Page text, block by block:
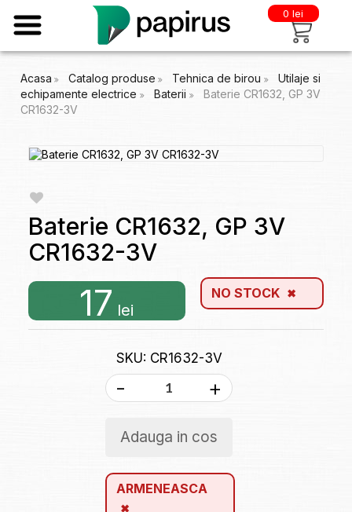
0 lei
Acasa Catalog produse Tehnica de birou
Utilaje si
echipamente electrice
Baterii
Baterie CR1632, GP 3V
CR1632-3V
Baterie CR1632, GP 3V
CR1632-3V
17 lei
NO STOCK
SKU: CR1632-3V
- +
Adauga in cos
ARMENEASCA